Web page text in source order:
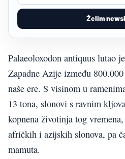
Želim
Palaeoloxodon antiquus lutao
Zapadne Azije između
naše ere. S visinom u
13 tona, slonovi s ravnim
kopnena životinja tog
afričkih i azijskih slonova, pa
mamuta.